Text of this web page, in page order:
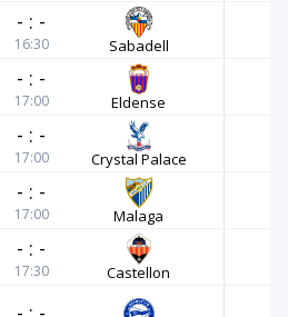
- : -
16:30 Sabadell
- : -
17:00 Eldense
- : -
17:00 Crystal Palace
- : -
17:00 Malaga
- : -
17:30 Castellon